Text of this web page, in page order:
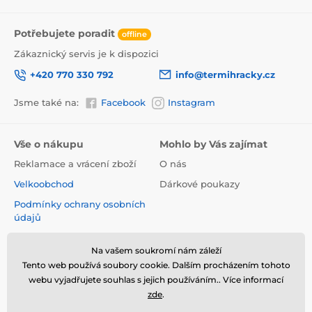
Potřebujete poradit offline
Zákaznický servis je k dispozici
+420 770 330 792
info@termihracky.cz
Jsme také na: Facebook Instagram
Vše o nákupu
Reklamace a vrácení zboží
Velkoobchod
Podmínky ochrany osobních
údajů
cookies
Mohlo by Vás zajímat
O nás
Dárkové poukazy
Na vašem soukromí nám záleží
Tento web používá soubory cookie. Dalším procházením tohoto
webu vyjadřujete souhlas s jejich používáním.. Více informací
zde.